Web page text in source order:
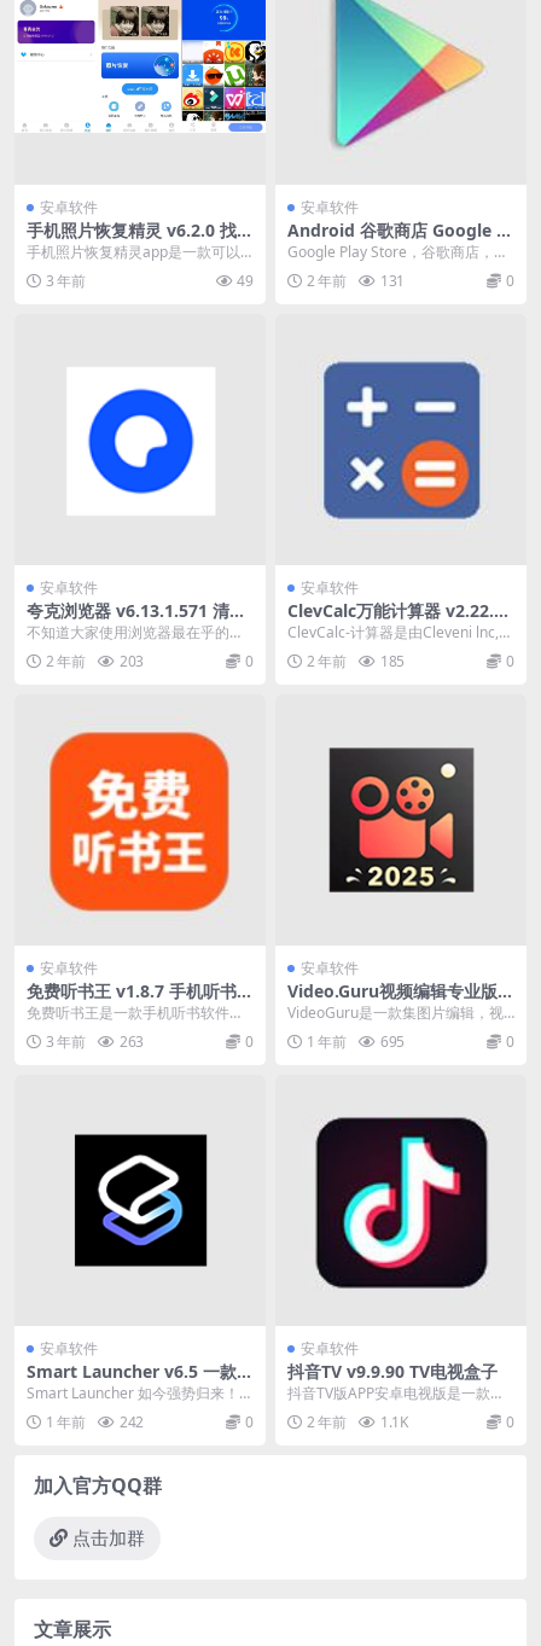
安卓软件
手机照片恢复精灵 v6.2.0 找回
误删照片的工具软件，去广告
解锁高级版
手机照片恢复精灵app是一款可以
找回误删照片的工具软件，软件界
面简约，基本都是一...
3 年前 49
安卓软件
Android 谷歌商店 Google Pl
ay Store v41.2.21
Google Play Store，谷歌商店，谷
歌应用市场，Android安卓系...
2 年前 131 0
安卓软件
夸克浏览器 v6.13.1.571 清爽
版/自带黑科技浏览器软件
不知道大家使用浏览器最在乎的是
什么？是它的搜索速度快呢？还是
它内含的知识多呢？应...
2 年前 203 0
安卓软件
ClevCalc万能计算器 v2.22.0
解锁高级版
ClevCalc-计算器是由Cleveni lnc,开
发的免费生产力应用程序。该...
2 年前 185 0
安卓软件
免费听书王 v1.8.7 手机听书软
件，分类齐全，去广告清爽版
免费听书王是一款手机听书软件，
提供了丰富的有声小说作品，具有
非常齐全的分类，无论...
3 年前 263 0
安卓软件
Video.Guru视频编辑专业版破
解版下载(图片无水印编辑器)
VideoGuru是一款集图片编辑，视
频编辑于一体免费&无水印的影片
编辑...1 年前 695 0
安卓软件
Smart Launcher v6.5 一款创
新的桌面启动器应用
Smart Launcher 如今强势归来！S
mart Launcher 6 是...
1 年前 242 0
安卓软件
抖音TV v9.9.90 TV电视盒子
抖音TV版APP安卓电视版是一款由
第三方大神开发的，用户可以通过
电视屏幕观看抖音...
2 年前 1.1K 0
加入官方QQ群
点击加群
文章展示